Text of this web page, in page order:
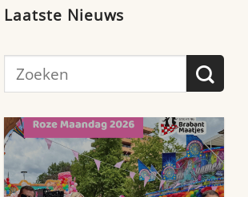
Laatste Nieuws